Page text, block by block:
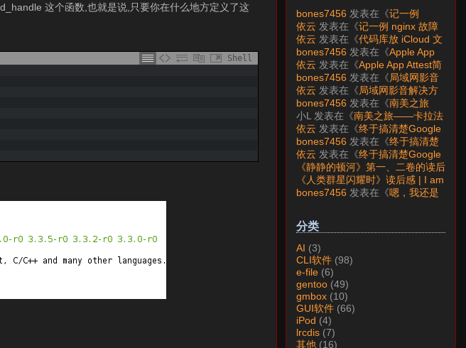
这个函数,也就是说,只要你在什么地方定义了这
Shell
bones7456 发表在《记一例
nginx 故障分析》
依云 发表在《记一例 nginx 故障
分析 》
依云 发表在《代码库放 iCloud 文
件夹会怎样？》
bones7456 发表在《Apple App
Attest简介》
依云 发表在《Apple App Attest简
介》
bones7456 发表在《局域网影音
解决方案——Jellyfin》
依云 发表在《局域网影音解决方
案——Jellyfin》
bones7456 发表在《南美之旅
——卡拉法特看莫雷诺大冰川》
小L 发表在《南美之旅——卡拉法
特看莫雷诺大冰川》
依云 发表在《终于搞清楚Google
账号的所属国家的逻辑了》
bones7456 发表在《终于搞清楚
Google账号的所属国家的逻辑
了》
依云 发表在《终于搞清楚Google
账号的所属国家的逻辑了》
《静静的顿河》第一、二卷的读后
感 | I am LAZY bones?发表在
《《人类群星闪耀时》读后感》
《人类群星闪耀时》读后感 | I am
LAZY bones?发表在《
《显微镜
bones7456 发表在《嗯，我还是
分类
AI (3)
CLI软件 (98)
e-file (6)
gentoo (49)
gmbox (10)
GUI软件 (66)
iPod (4)
lrcdis (7)
其他 (16)